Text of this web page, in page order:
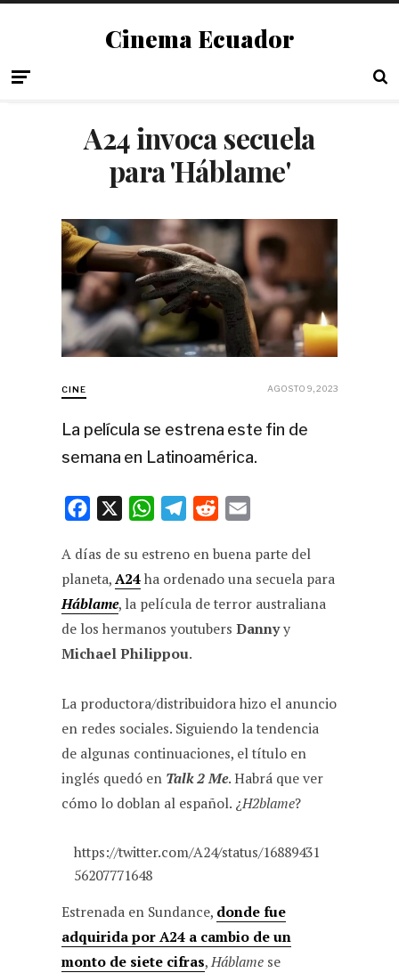
Cinema Ecuador
A24 invoca secuela
para 'Háblame'
CINE AGOSTO 9, 2023
La película se estrena este fin de
semana en Latinoamérica.
c
e
b
o
o
W
a
t
s
A
p
T
l
e
g
r
a
d
d
i
t
a
i
l
A días de su estreno en buena parte del
planeta,A24ha ordenado una secuela para
Háblame, la película de terror australiana
de los hermanos youtubersDannyy
Michael Philippou.
La productora/distribuidora hizo el anuncio
en redes sociales. Siguiendo la tendencia
de algunas continuaciones, el título en
inglés quedó en Talk 2 Me. Habrá que ver
cómo lo doblan al español. ¿H2blame?
https://twitter.com/A24/status/16889431
56207771648
Estrenada en Sundance, donde fue
adquirida por A24 a cambio de un
monto de siete cifras,Háblame se